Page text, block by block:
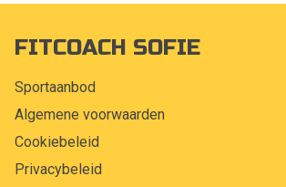
FITCOACH SOFIE
Sportaanbod
Algemene voorwaarden
Cookiebeleid
Privacybeleid